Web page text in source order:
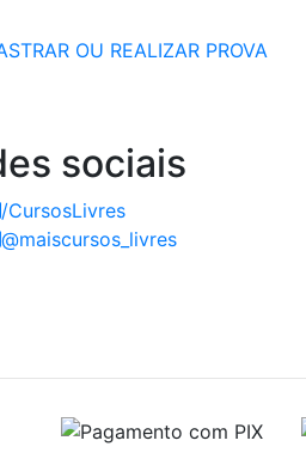
OU REALIZAR PROVA
sociais
/CursosLivres
@maiscursos_livres